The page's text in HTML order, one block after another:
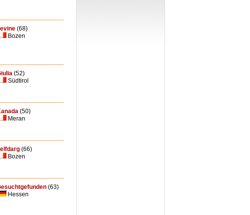
(68)
Bozen
(52)
Südtirol
(50)
Meran
(66)
Bozen
(63)
Hessen